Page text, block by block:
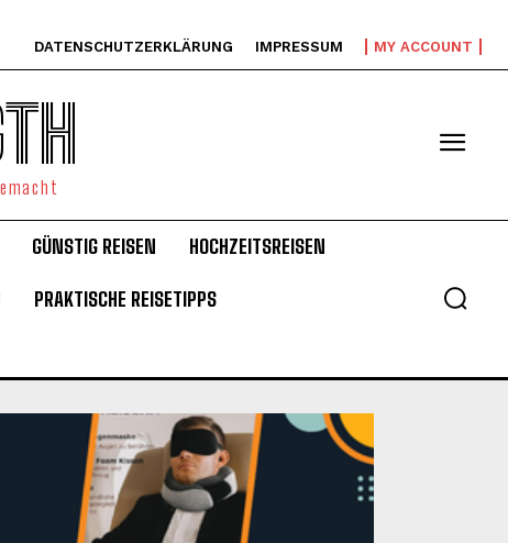
DATENSCHUTZERKLÄRUNG IMPRESSUM MY ACCOUNT
GÜNSTIG REISEN HOCHZEITSREISEN
PRAKTISCHE REISETIPPS